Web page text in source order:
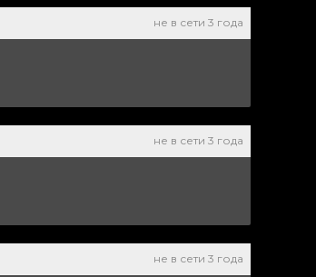
не в сети 3 года
не в сети 3 года
не в сети 3 года